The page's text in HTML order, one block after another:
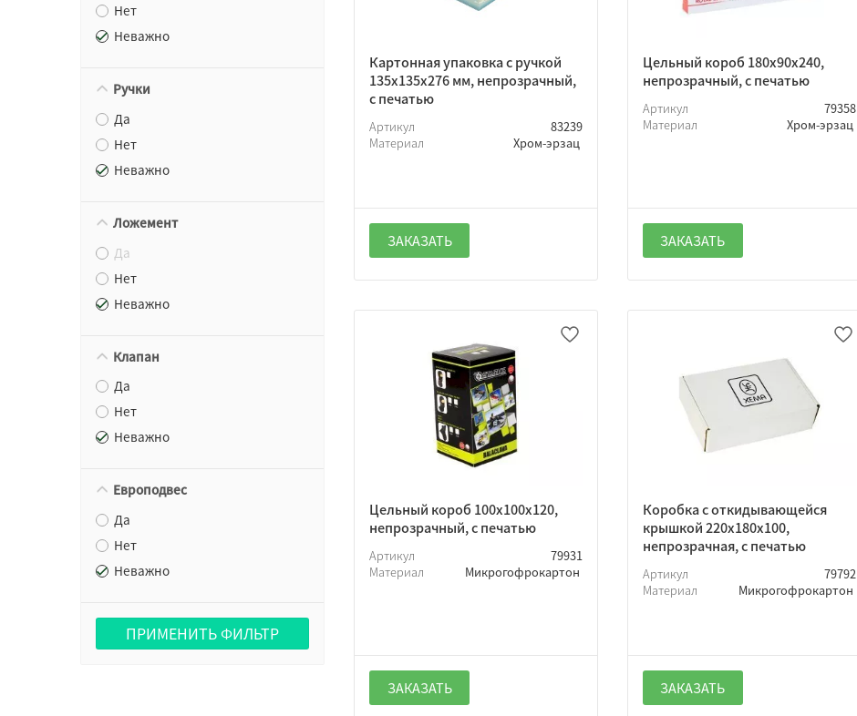
Нет
Неважно
Ручки
Да
Нет
Неважно
Ложемент
Да
Нет
Неважно
Клапан
Да
Нет
Неважно
Европодвес
Да
Нет
Неважно
ПРИМЕНИТЬ ФИЛЬТР
Картонная упаковка с ручкой
135х135х276 мм, непрозрачный,
с печатью
Артикул
83239
Материал
Хром-эрзац
ЗАКАЗАТЬ
Цельный короб 180х90х240,
непрозрачный, с печатью
Артикул
79358
Материал
Хром-эрзац
ЗАКАЗАТЬ
Цельный короб 100х100х120,
непрозрачный, с печатью
Артикул
79931
Материал
Микрогофрокартон
ЗАКАЗАТЬ
Коробка с откидывающейся
крышкой 220х180х100,
непрозрачная, с печатью
Артикул
79792
Материал
Микрогофрокартон
ЗАКАЗАТЬ